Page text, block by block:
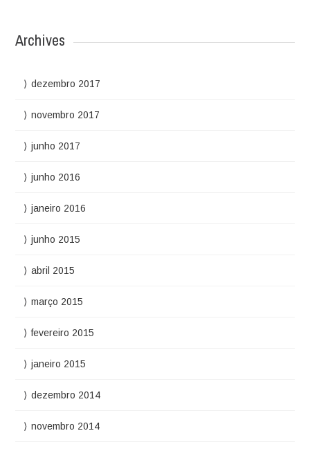
Archives
dezembro 2017
novembro 2017
junho 2017
junho 2016
janeiro 2016
junho 2015
abril 2015
março 2015
fevereiro 2015
janeiro 2015
dezembro 2014
novembro 2014